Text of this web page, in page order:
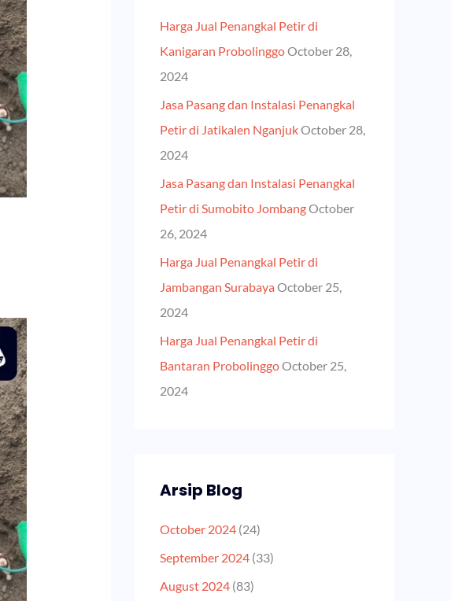
:
Harga Jual Penangkal Petir di
Kanigaran ProbolinggoOctober 28,
2024
Jasa Pasang dan Instalasi Penangkal
Petir di Jatikalen NganjukOctober 28,
2024
Jasa Pasang dan Instalasi Penangkal
Petir di Sumobito JombangOctober
26, 2024
Harga Jual Penangkal Petir di
Jambangan SurabayaOctober 25,
2024
Harga Jual Penangkal Petir di
Bantaran ProbolinggoOctober 25,
2024
Arsip Blog
October 2024 (24)
September 2024 (33)
August 2024 (83)